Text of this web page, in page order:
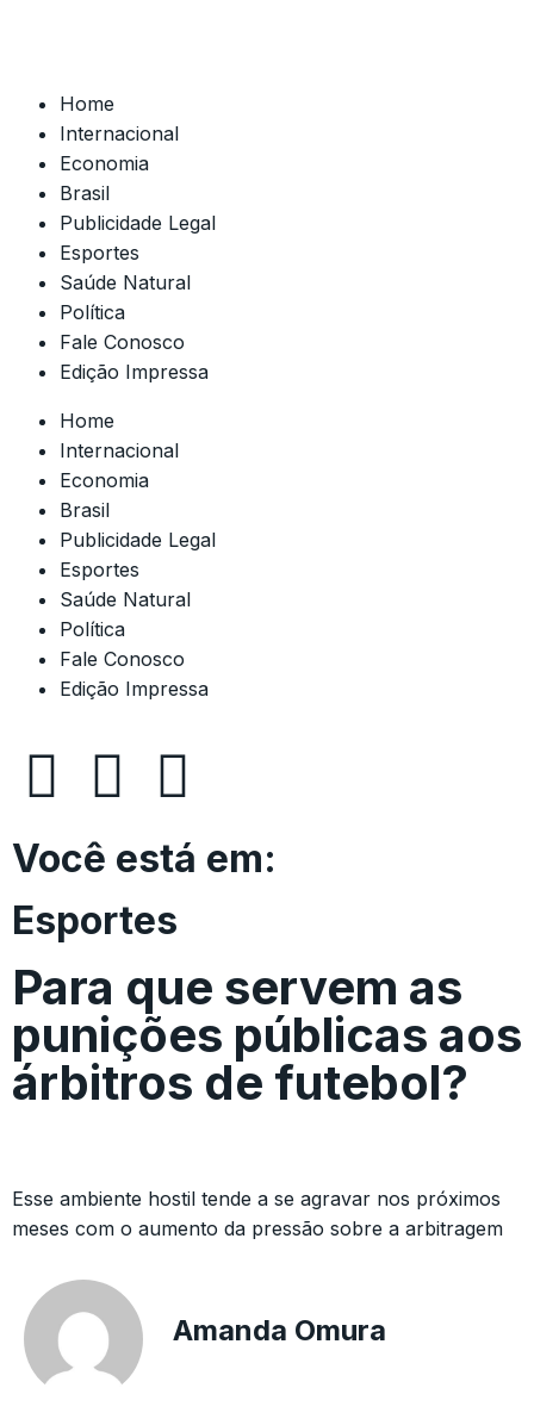
Home
Internacional
Economia
Brasil
Publicidade Legal
Esportes
Saúde Natural
Política
Fale Conosco
Edição Impressa
Home
Internacional
Economia
Brasil
Publicidade Legal
Esportes
Saúde Natural
Política
Fale Conosco
Edição Impressa
Você está em:
Esportes
Para que servem as
punições públicas aos
árbitros de futebol?
Esse ambiente hostil tende a se agravar nos próximos
meses com o aumento da pressão sobre a arbitragem
Amanda Omura